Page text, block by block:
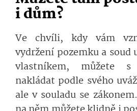
i dům?
Ve chvíli, kdy vám
vydržení pozemku a soud
vlastníkem, můžete
nakládat podle svého
ale v souladu se